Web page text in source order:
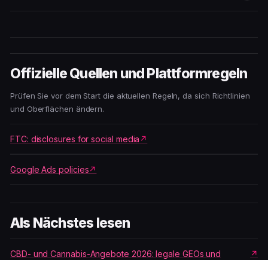
Offizielle Quellen und Plattformregeln
Prüfen Sie vor dem Start die aktuellen Regeln, da sich Richtlinien
und Oberflächen ändern.
FTC: disclosures for social media
Google Ads policies
Als Nächstes lesen
CBD- und Cannabis-Angebote 2026: legale GEOs und